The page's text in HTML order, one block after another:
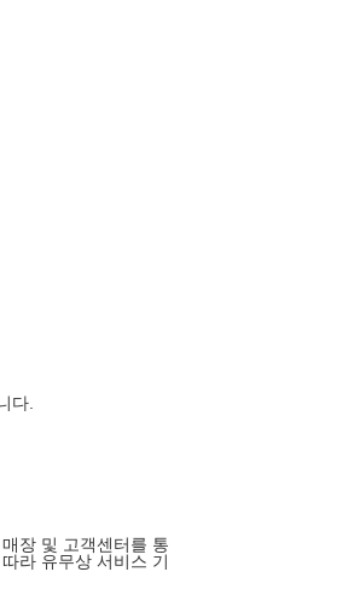
다.
장 및 고객센터를 통
라 유무상 서비스 기